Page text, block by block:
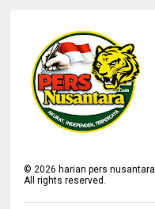
©2026 harian pers nusantara
All rights reserved.